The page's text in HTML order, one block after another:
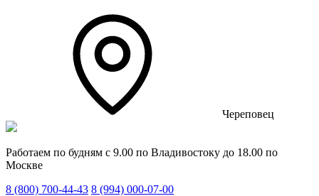
Череповец
Работаем по будням с 9.00 по Владивостоку до 18.00 по
Москве
8 (800) 700-44-43 8 (994) 000-07-00